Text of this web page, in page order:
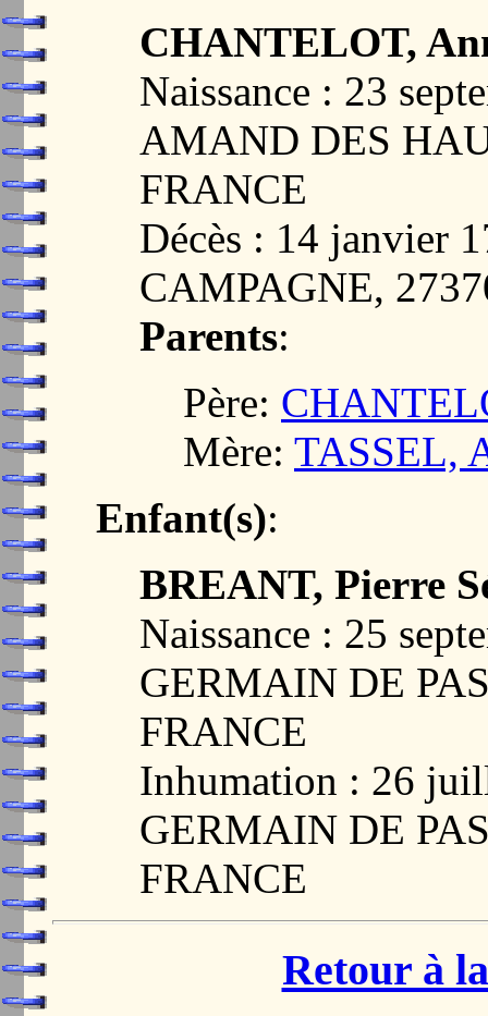
CHANTELOT,
Naissance : 23
AMAND DES
FRANCE
Décès : 14 janvier
CAMPAGNE,
Parents:
Père:
Mère: TASSEL,
Enfant(s):
BREANT, Pierre
Naissance : 25
GERMAIN DE
FRANCE
Inhumation : 26
GERMAIN DE
FRANCE
Retour à